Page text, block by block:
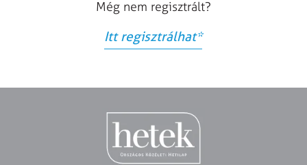
Még nem regisztrált?
Itt regisztrálhat*